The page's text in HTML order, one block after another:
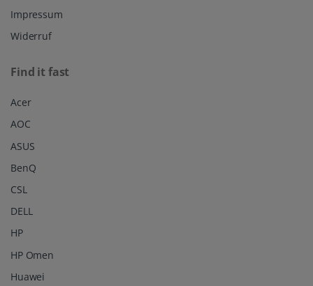
Impressum
Widerruf
Find it fast
Acer
AOC
ASUS
BenQ
CSL
DELL
HP
HP Omen
Huawei